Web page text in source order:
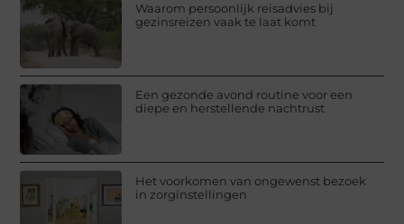
Waarom persoonlijk reisadvies bij
gezinsreizen vaak te laat komt
Een gezonde avond routine voor een
diepe en herstellende nachtrust
Het voorkomen van ongewenst bezoek
in zorginstellingen